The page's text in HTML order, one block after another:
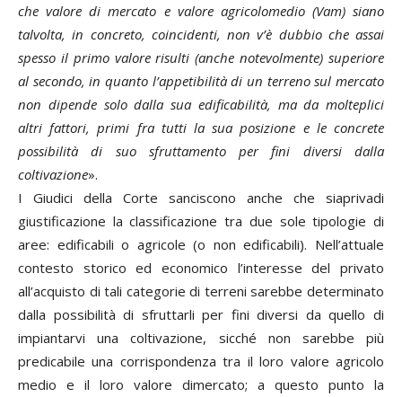
che valore di mercato e valore agricolomedio (Vam) siano
talvolta, in concreto, coincidenti, non v’è dubbio che assai
spesso il primo valore risulti (anche notevolmente) superiore
al secondo, in quanto l’appetibilità di un terreno sul mercato
non dipende solo dalla sua edificabilità, ma da molteplici
altri fattori, primi fra tutti la sua posizione e le concrete
possibilità di suo sfruttamento per fini diversi dalla
coltivazione».
I Giudici della Corte sanciscono anche che siaprivadi
giustificazione la classificazione tra due sole tipologie di
aree: edificabili o agricole (o non edificabili). Nell’attuale
contesto storico ed economico l’interesse del privato
all’acquisto di tali categorie di terreni sarebbe determinato
dalla possibilità di sfruttarli per fini diversi da quello di
impiantarvi una coltivazione, sicché non sarebbe più
predicabile una corrispondenza tra il loro valore agricolo
medio e il loro valore dimercato; a questo punto la